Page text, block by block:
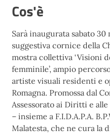
Cos'è
Sarà inaugurata sabato 30
suggestiva cornice della
mostra collettiva ‘Visioni
femminile’, ampio
artiste visuali residenti e
Romagna. Promossa dal
Assessorato ai Diritti e
– insieme a F.I.D.A.P.A.
Malatesta, che ne cura la